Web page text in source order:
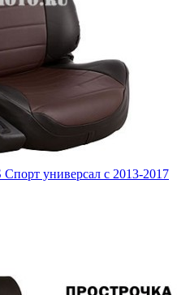
универсал с 2013-2017